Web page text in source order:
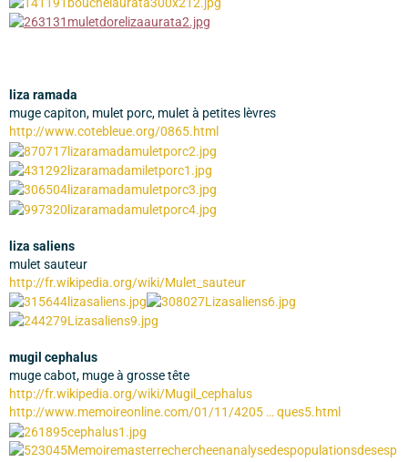
liza ramada
muge capiton, mulet porc, mulet à petites lèvres
http://www.cotebleue.org/0865.html
liza saliens
mulet sauteur
http://fr.wikipedia.org/wiki/Mulet_sauteur
mugil cephalus
muge cabot, muge à grosse tête
http://fr.wikipedia.org/wiki/Mugil_cephalus
http://www.memoireonline.com/01/11/4205 … ques5.html